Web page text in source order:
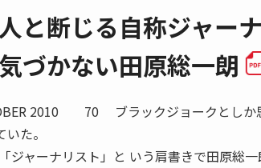
と断じる自称ジャー
づかない田原総一朗
2010 70 ブラックジョークとしか
た。
ジャーナリスト」と いう肩書きで田原総